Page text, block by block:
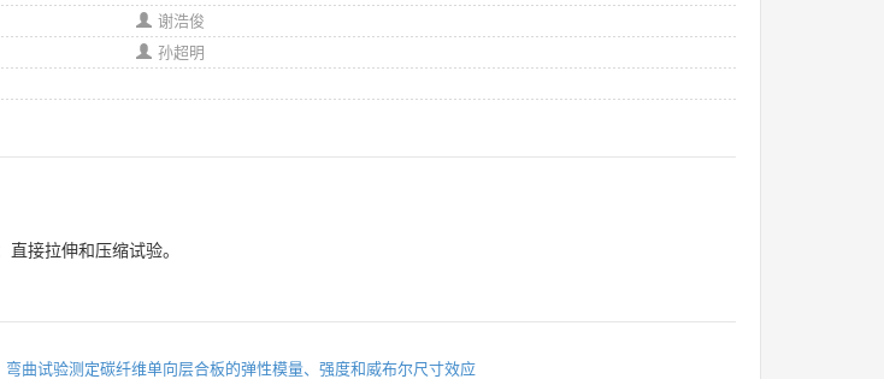
谢浩俊
孙超明
接拉伸和压缩试验。
曲试验测定碳纤维单向层合板的弹性模量、强度和威布尔尺寸效应